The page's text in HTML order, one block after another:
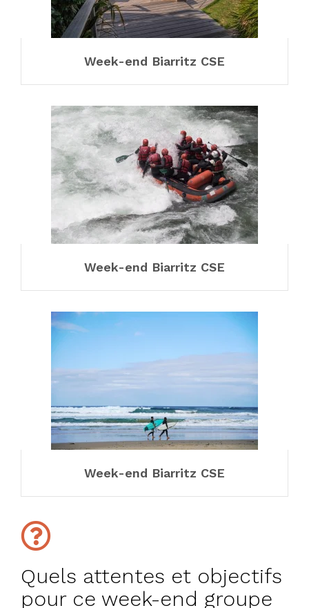
Week-end Biarritz CSE
Week-end Biarritz CSE
Week-end Biarritz CSE
Quels attentes et objectifs
pour ce week-end groupe